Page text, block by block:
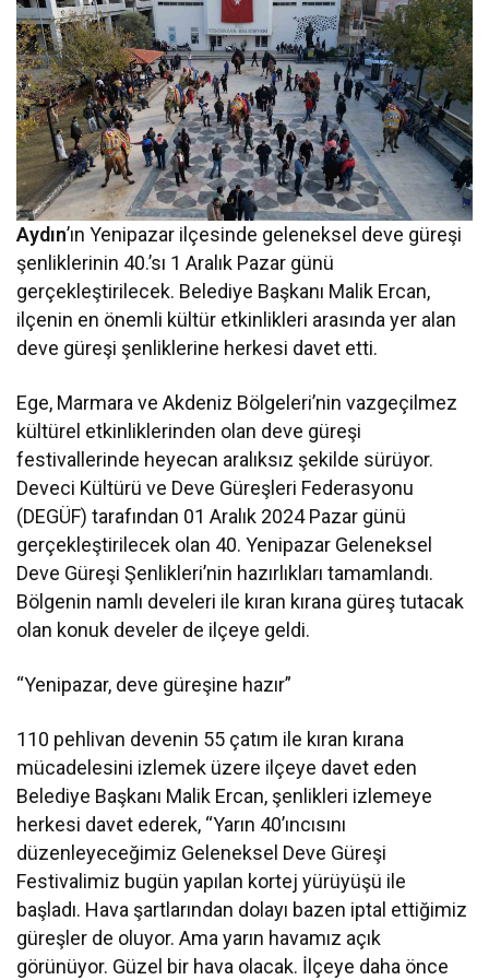
Aydın’ın Yenipazar ilçesinde geleneksel deve güreşi
şenliklerinin 40.’sı 1 Aralık Pazar günü
gerçekleştirilecek. Belediye Başkanı Malik Ercan,
ilçenin en önemli kültür etkinlikleri arasında yer alan
deve güreşi şenliklerine herkesi davet etti.
Ege, Marmara ve Akdeniz Bölgeleri’nin vazgeçilmez
kültürel etkinliklerinden olan deve güreşi
festivallerinde heyecan aralıksız şekilde sürüyor.
Deveci Kültürü ve Deve Güreşleri Federasyonu
(DEGÜF) tarafından 01 Aralık 2024 Pazar günü
gerçekleştirilecek olan 40. Yenipazar Geleneksel
Deve Güreşi Şenlikleri’nin hazırlıkları tamamlandı.
Bölgenin namlı develeri ile kıran kırana güreş tutacak
olan konuk develer de ilçeye geldi.
“Yenipazar, deve güreşine hazır”
110 pehlivan devenin 55 çatım ile kıran kırana
mücadelesini izlemek üzere ilçeye davet eden
Belediye Başkanı Malik Ercan, şenlikleri izlemeye
herkesi davet ederek, “Yarın 40’ıncısını
düzenleyeceğimiz Geleneksel Deve Güreşi
Festivalimiz bugün yapılan kortej yürüyüşü ile
başladı. Hava şartlarından dolayı bazen iptal ettiğimiz
güreşler de oluyor. Ama yarın havamız açık
görünüyor. Güzel bir hava olacak. İlçeye daha önce